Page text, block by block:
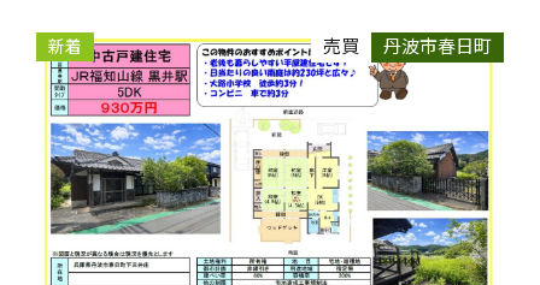
新着 売買 丹波市春日町